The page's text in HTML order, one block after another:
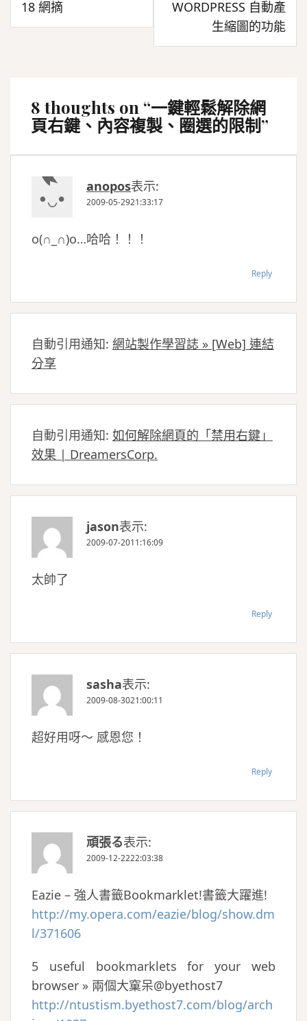
導
18 網摘
WORDPRESS 自動產
生縮圖的功能
8 thoughts on “一鍵輕鬆解除網
頁右鍵、內容複製、圈選的限制”
anopos表示:
2009-05-2921:33:17
o(∩_∩)o…哈哈！！！
Reply
自動引用通知: 網站製作學習誌 » [Web] 連結
分享
自動引用通知: 如何解除網頁的「禁用右鍵」
效果 | DreamersCorp.
jason表示:
2009-07-2011:16:09
太帥了
Reply
sasha表示:
2009-08-3021:00:11
超好用呀～ 感恩您！
Reply
頑張る表示:
2009-12-2222:03:38
Eazie – 強人書籤Bookmarklet!書籤大躍進!
http://my.opera.com/eazie/blog/show.dm
l/371606
5 useful bookmarklets for your web
browser » 兩個大窠呆@byethost7
http://ntustism.byethost7.com/blog/arch